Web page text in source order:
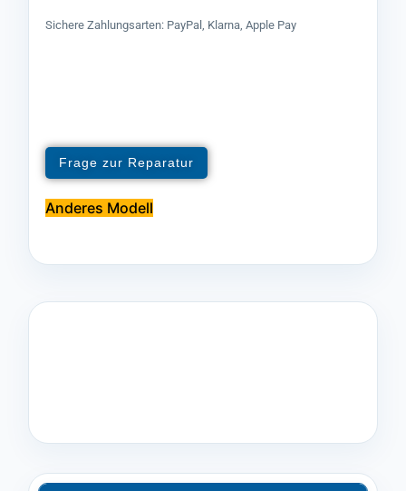
Sichere Zahlungsarten: PayPal, Klarna, Apple Pay
Frage zur Reparatur
Anderes Modell